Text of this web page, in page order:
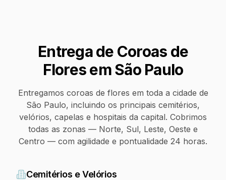
Entrega de Coroas de
Flores emSão Paulo
Entregamos coroas de flores em toda a cidade de
São Paulo, incluindo os principais cemitérios,
velórios, capelas e hospitais da capital. Cobrimos
todas as zonas — Norte, Sul, Leste, Oeste e
Centro — com agilidade e pontualidade 24 horas.
Cemitérios e Velórios